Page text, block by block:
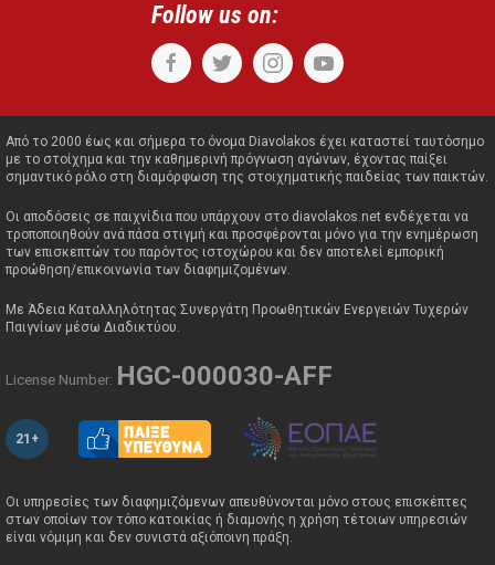
Follow us on:
Από το 2000 έως και σήμερα το όνομα Diavolakos έχει καταστεί ταυτόσημο
με το στοίχημα και την καθημερινή πρόγνωση αγώνων, έχοντας παίξει
σημαντικό ρόλο στη διαμόρφωση της στοιχηματικής παιδείας των παικτών.
Οι αποδόσεις σε παιχνίδια που υπάρχουν στο diavolakos.net ενδέχεται να
τροποποιηθούν ανά πάσα στιγμή και προσφέρονται μόνο για την ενημέρωση
των επισκεπτών του παρόντος ιστοχώρου και δεν αποτελεί εμπορική
προώθηση/επικοινωνία των διαφημιζομένων.
Με Άδεια Καταλληλότητας Συνεργάτη Προωθητικών Ενεργειών Τυχερών
Παιγνίων μέσω Διαδικτύου.
License Number: HGC-000030-AFF
21+
Οι υπηρεσίες των διαφημιζόμενων απευθύνονται μόνο στους επισκέπτες
στων οποίων τον τόπο κατοικίας ή διαμονής η χρήση τέτοιων υπηρεσιών
είναι νόμιμη και δεν συνιστά αξιόποινη πράξη.